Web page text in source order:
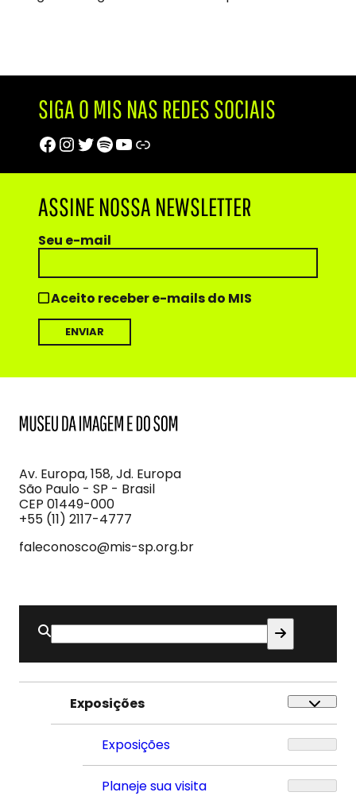
SIGA O MIS NAS REDES SOCIAIS
Facebook
Instagram
Twitter
Spotify
Youtube
Trip Advisor
ASSINE NOSSA NEWSLETTER
Seu e-mail
Aceito receber e-mails do MIS
Imagem
e
do
Som
Av. Europa, 158, Jd. Europa
São Paulo - SP - Brasil
CEP 01449-000
+55 (11) 2117-4777
faleconosco@mis-sp.org.br
Buscar
por:
Exposições
Exposições
Planeje sua visita